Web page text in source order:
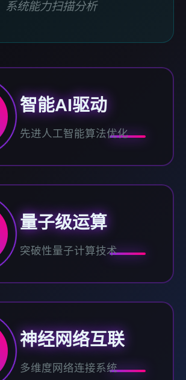
系统能力扫描分析
智能AI驱动
先进人工智能算法优化
量子级运算
突破性量子计算技术
神经网络互联
多维度网络连接系统